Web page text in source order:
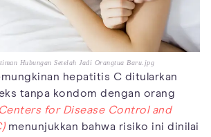
Hubungan Setelah Jadi Orangtua Baru.jpg
hepatitis C ditularkan
tanpa kondom dengan orang
Centers for Disease Control and
menunjukkan bahwa risiko ini dinilai